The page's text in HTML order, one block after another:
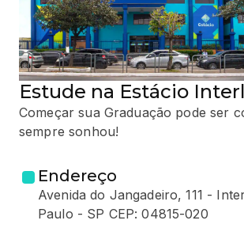
Estude na Estácio
Começar sua Graduação pode ser
sempre sonhou!
Endereço
Avenida do Jangadeiro, 111 -
Paulo - SP CEP: 04815-020